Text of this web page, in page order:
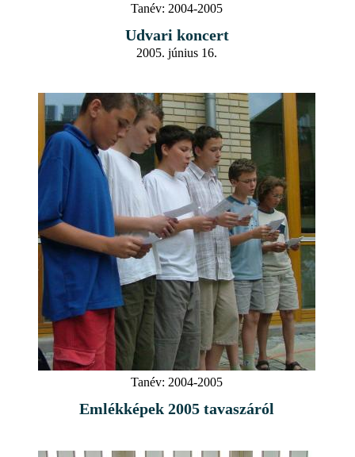
Tanév: 2004-2005
Udvari koncert
2005. június 16.
Tanév: 2004-2005
Emlékképek 2005 tavaszáról